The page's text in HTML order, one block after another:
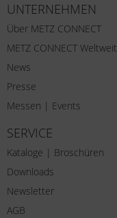
UNTERNEHMEN
Über METZ CONNECT
METZ CONNECT Weltweit
News
Presse
Messen | Events
SERVICE
Kataloge | Broschüren
Downloads
Newsletter
AGB